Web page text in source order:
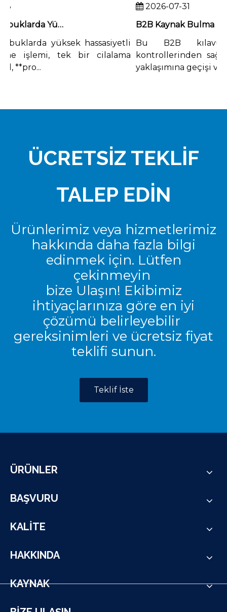
Titanyum Çubuklarda Yüksek Hassasiyetli Yüzey İşlemi Nasıl Elde Edilir
yüksek hassasiyetli
işlemi, tek bir cilalama
**pro...
2026-07-31
Bu B2B
kontrollerinden
yaklaşımına geçişi
ÜCRETSİZ TEKLİF
TALEP EDİN
Ürünlerimiz veya hizmetlerimiz
hakkında daha fazla bilgi
edinmek için. Lütfen
çekinmeyin
bize Ulaşın! Ekibimiz
ihtiyaçlarınıza göre en iyi
çözümü belirleyebilir
gereksinimleri ve ücretsiz fiyat
teklifi sunun.
Teklif İste
ÜRÜNLER
BAŞVURU
KALİTE
HAKKINDA
KAYNAK